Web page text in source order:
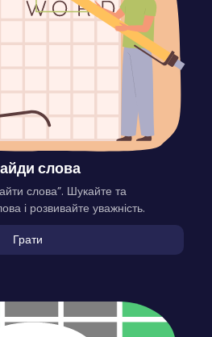
слова
слова”. Шукайте та
і розвивайте уважність.
Грати